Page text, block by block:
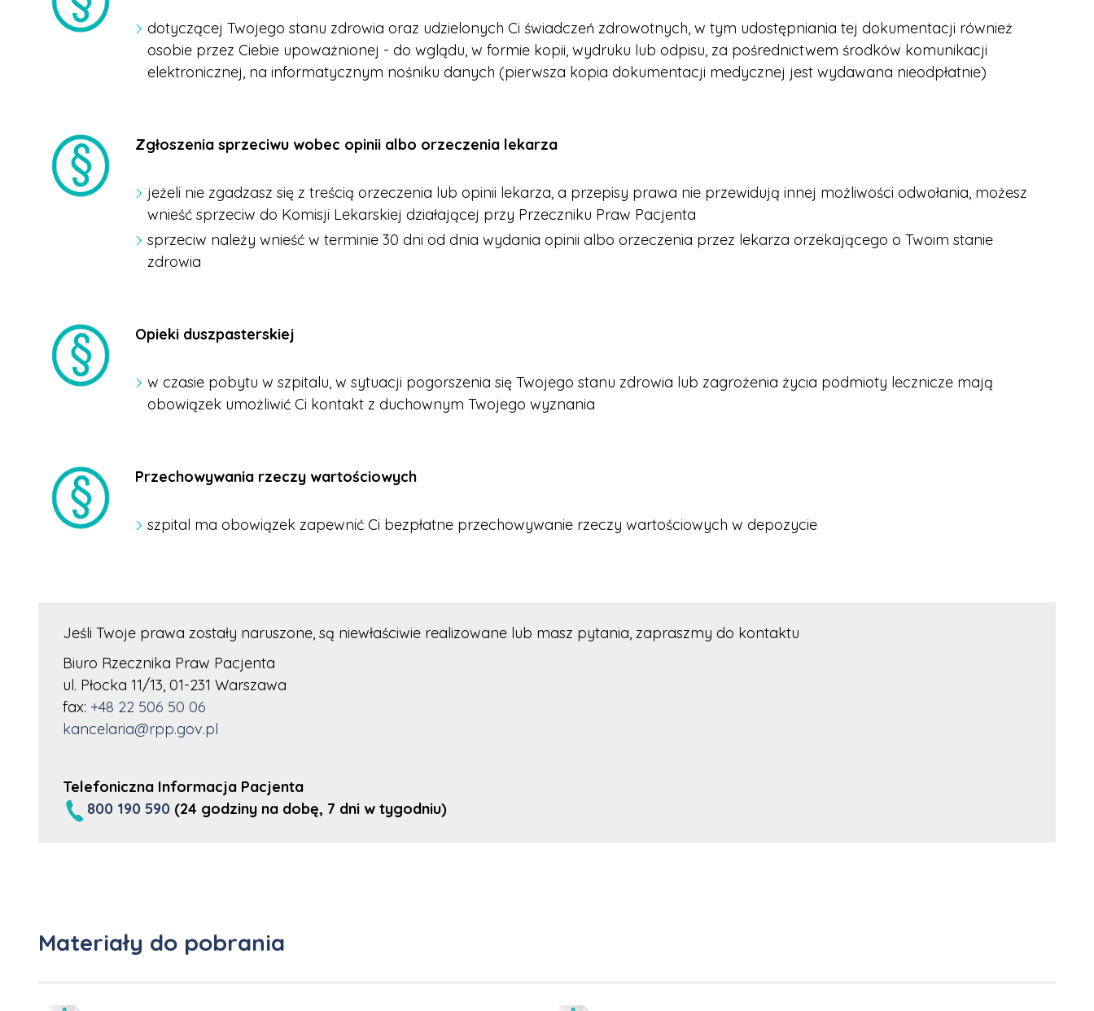
dotyczącej Twojego stanu zdrowia oraz udzielonych Ci świadczeń zdrowotnych, w tym udostępniania tej dokumentacji również
osobie przez Ciebie upoważnionej - do wglądu, w formie kopii, wydruku lub odpisu, za pośrednictwem środków komunikacji
elektronicznej, na informatycznym nośniku danych (pierwsza kopia dokumentacji medycznej jest wydawana nieodpłatnie)
Zgłoszenia sprzeciwu wobec opinii albo orzeczenia lekarza
jeżeli nie zgadzasz się z treścią orzeczenia lub opinii lekarza, a przepisy prawa nie przewidują innej możliwości odwołania, możesz
wnieść sprzeciw do Komisji Lekarskiej działającej przy Przeczniku Praw Pacjenta
sprzeciw należy wnieść w terminie 30 dni od dnia wydania opinii albo orzeczenia przez lekarza orzekającego o Twoim stanie
zdrowia
Opieki duszpasterskiej
w czasie pobytu w szpitalu, w sytuacji pogorszenia się Twojego stanu zdrowia lub zagrożenia życia podmioty lecznicze mają
obowiązek umożliwić Ci kontakt z duchownym Twojego wyznania
Przechowywania rzeczy wartościowych
szpital ma obowiązek zapewnić Ci bezpłatne przechowywanie rzeczy wartościowych w depozycie
Jeśli Twoje prawa zostały naruszone, są niewłaściwie realizowane lub masz pytania, zapraszmy do kontaktu
Biuro Rzecznika Praw Pacjenta
ul. Płocka 11/13, 01-231 Warszawa
fax: +48 22 506 50 06
kancelaria@rpp.gov.pl
Telefoniczna Informacja Pacjenta
800 190 590 (24 godziny na dobę, 7 dni w tygodniu)
Materiały do pobrania